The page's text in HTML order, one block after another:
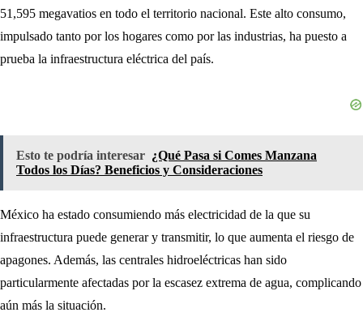
51,595 megavatios en todo el territorio nacional. Este alto consumo,
impulsado tanto por los hogares como por las industrias, ha puesto a
prueba la infraestructura eléctrica del país.
Esto te podría interesar ¿Qué Pasa si Comes Manzana
Todos los Días? Beneficios y Consideraciones
México ha estado consumiendo más electricidad de la que su
infraestructura puede generar y transmitir, lo que aumenta el riesgo de
apagones. Además, las centrales hidroeléctricas han sido
particularmente afectadas por la escasez extrema de agua, complicando
aún más la situación.